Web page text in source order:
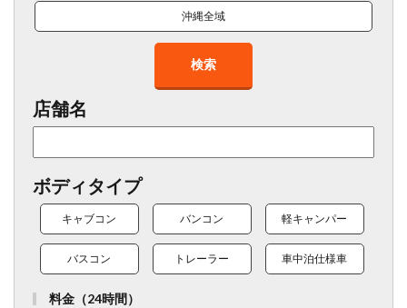
沖縄全域
検索
店舗名
ボディタイプ
キャブコン バンコン 軽キャンパー
バスコン トレーラー 車中泊仕様車
料金（24時間）